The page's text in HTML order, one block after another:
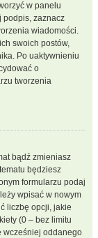
w panelu
podpis, zaznacz
wiadomości.
swoich postów,
Po uaktywnieniu
o
tworzenia
bądź zmieniasz
będziesz
formularzu podaj
wpisać w nowym
liczbę opcji, jakie
(0 – bez limitu
wcześniej oddanego